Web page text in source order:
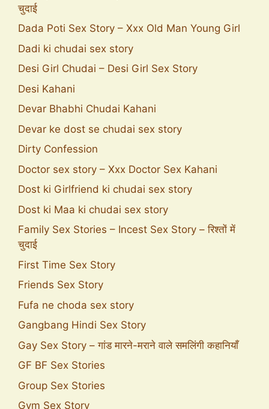
चुदाई
Dada Poti Sex Story – Xxx Old Man Young Girl
Dadi ki chudai sex story
Desi Girl Chudai – Desi Girl Sex Story
Desi Kahani
Devar Bhabhi Chudai Kahani
Devar ke dost se chudai sex story
Dirty Confession
Doctor sex story – Xxx Doctor Sex Kahani
Dost ki Girlfriend ki chudai sex story
Dost ki Maa ki chudai sex story
Family Sex Stories – Incest Sex Story – रिश्तों में
चुदाई
First Time Sex Story
Friends Sex Story
Fufa ne choda sex story
Gangbang Hindi Sex Story
Gay Sex Story – गांड मारने-मराने वाले समलिंगी कहानियाँ
GF BF Sex Stories
Group Sex Stories
Gym Sex Story